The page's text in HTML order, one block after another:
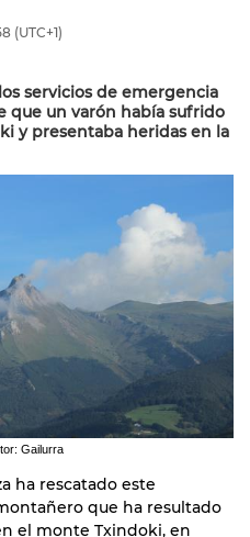
(UTC+1)
servicios de emergencia
que un varón había sufrido
y presentaba heridas en la
Gailurra
ha rescatado este
que ha resultado
el monte Txindoki, en